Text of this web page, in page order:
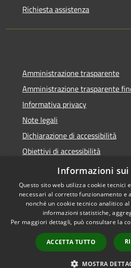
Richiesta assistenza
Amministrazione trasparente
Amministrazione trasparente
Informativa privacy
Note legali
Dichiarazione di accessibilità
Obiettivi di accessibilità
Piano di miglioramento
Accessibilità
Informazioni sui
Questo sito web utilizza cookie tecnici
necessari al corretto funzionamento e
nonché un cookie tecnico analitico
informazioni statistiche,
Per maggiori dettagli, può consultare la
ACCETTA TUTTO
MOSTRA